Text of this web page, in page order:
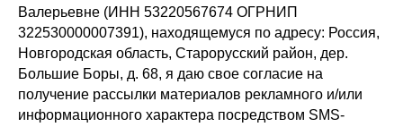
Валерьевне (ИНН 53220567674 ОГРНИП
322530000007391), находящемуся по адресу: Россия,
Новгородская область, Старорусский район, дер.
Большие Боры, д. 68, я даю свое согласие на
получение рассылки материалов рекламного и/или
информационного характера посредством SMS-